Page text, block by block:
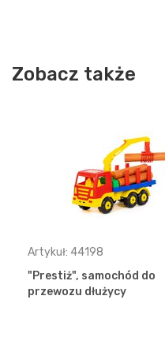
Zobacz także
Artykuł: 44198
"Prestiż", samochód do
przewozu dłużycy